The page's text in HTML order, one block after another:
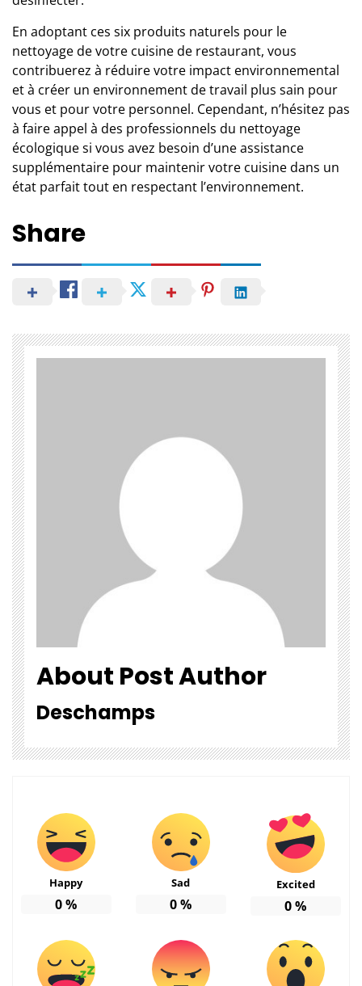
En adoptant ces six produits naturels pour le
nettoyage de votre cuisine de restaurant, vous
contribuerez à réduire votre impact environnemental
et à créer un environnement de travail plus sain pour
vous et pour votre personnel. Cependant, n’hésitez pas
à faire appel à des professionnels du nettoyage
écologique si vous avez besoin d’une assistance
supplémentaire pour maintenir votre cuisine dans un
état parfait tout en respectant l’environnement.
Share
About Post Author
Deschamps
Happy
0%
Sad
0%
Excited
0%